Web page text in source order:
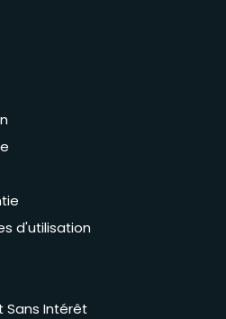
d'utilisation
Sans Intérêt